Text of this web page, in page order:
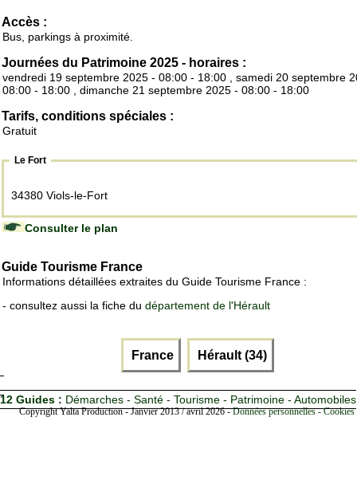
Accès :
Bus, parkings à proximité.
Journées du Patrimoine 2025 - horaires :
vendredi 19 septembre 2025 - 08:00 - 18:00 , samedi 20 septembre
08:00 - 18:00 , dimanche 21 septembre 2025 - 08:00 - 18:00
Tarifs, conditions spéciales :
Gratuit
Le Fort
34380 Viols-le-Fort
Consulter le plan
Guide Tourisme France
Informations détaillées extraites du Guide Tourisme France :
- consultez aussi la fiche du département de l'Hérault
France Hérault (34)
12 Guides : Démarches - Santé - Tourisme - Patrimoine - Automobiles
Copyright Yalta Production - Janvier 2013 / avril 2026 -Données personnelles -